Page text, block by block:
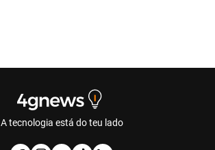
A tecnologia está do teu lado